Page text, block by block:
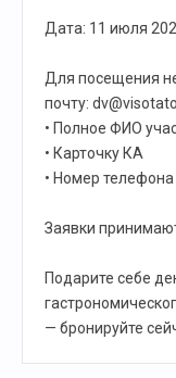
Дата: 11 июля
Для посещения
почту:
• Полное ФИО
• Карточку КА
• Номер телефона
Заявки
Подарите себе
— бронируйте